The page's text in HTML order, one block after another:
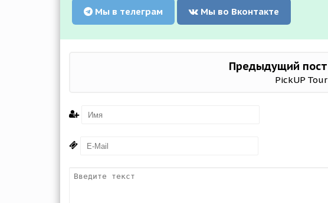
Мы в телеграм Мы во Вконтакте
Предыдущий пост
PickUP Tour